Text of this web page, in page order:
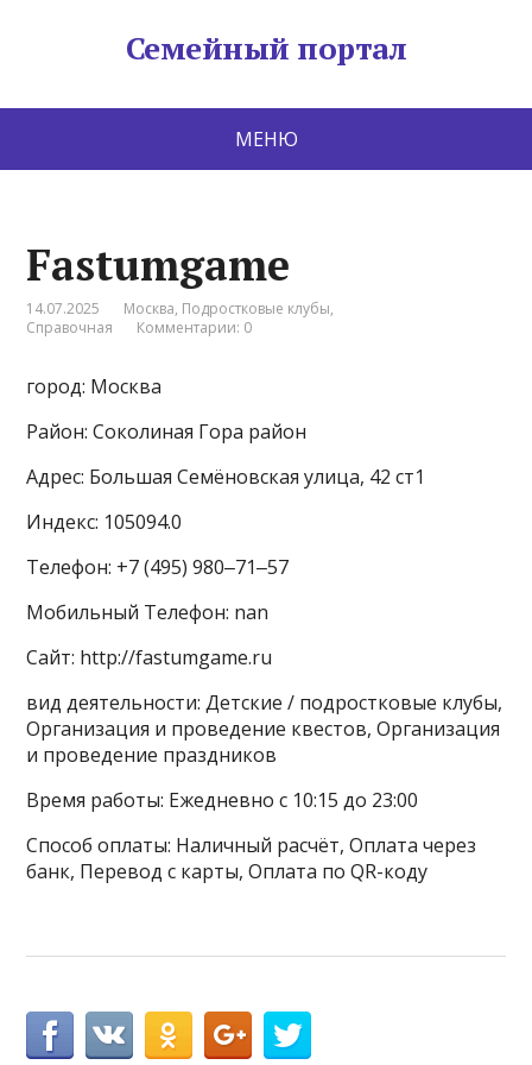
Семейный портал
МЕНЮ
Fastumgame
14.07.2025 Москва, Подростковые клубы,
Справочная
Комментарии: 0
город: Москва
Район: Соколиная Гора район
Адрес: Большая Семёновская улица, 42 ст1
Индекс: 105094.0
Телефон: +7 (495) 980‒71‒57
Мобильный Телефон: nan
Сайт: http://fastumgame.ru
вид деятельности: Детские / подростковые клубы,
Организация и проведение квестов, Организация
и проведение праздников
Время работы: Ежедневно с 10:15 до 23:00
Способ оплаты: Наличный расчёт, Оплата через
банк, Перевод с карты, Оплата по QR-коду